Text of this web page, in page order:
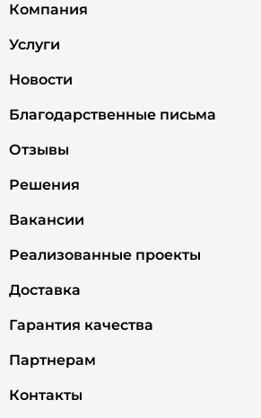
Компания
Услуги
Новости
Благодарственные письма
Отзывы
Решения
Вакансии
Реализованные проекты
Доставка
Гарантия качества
Партнерам
Контакты